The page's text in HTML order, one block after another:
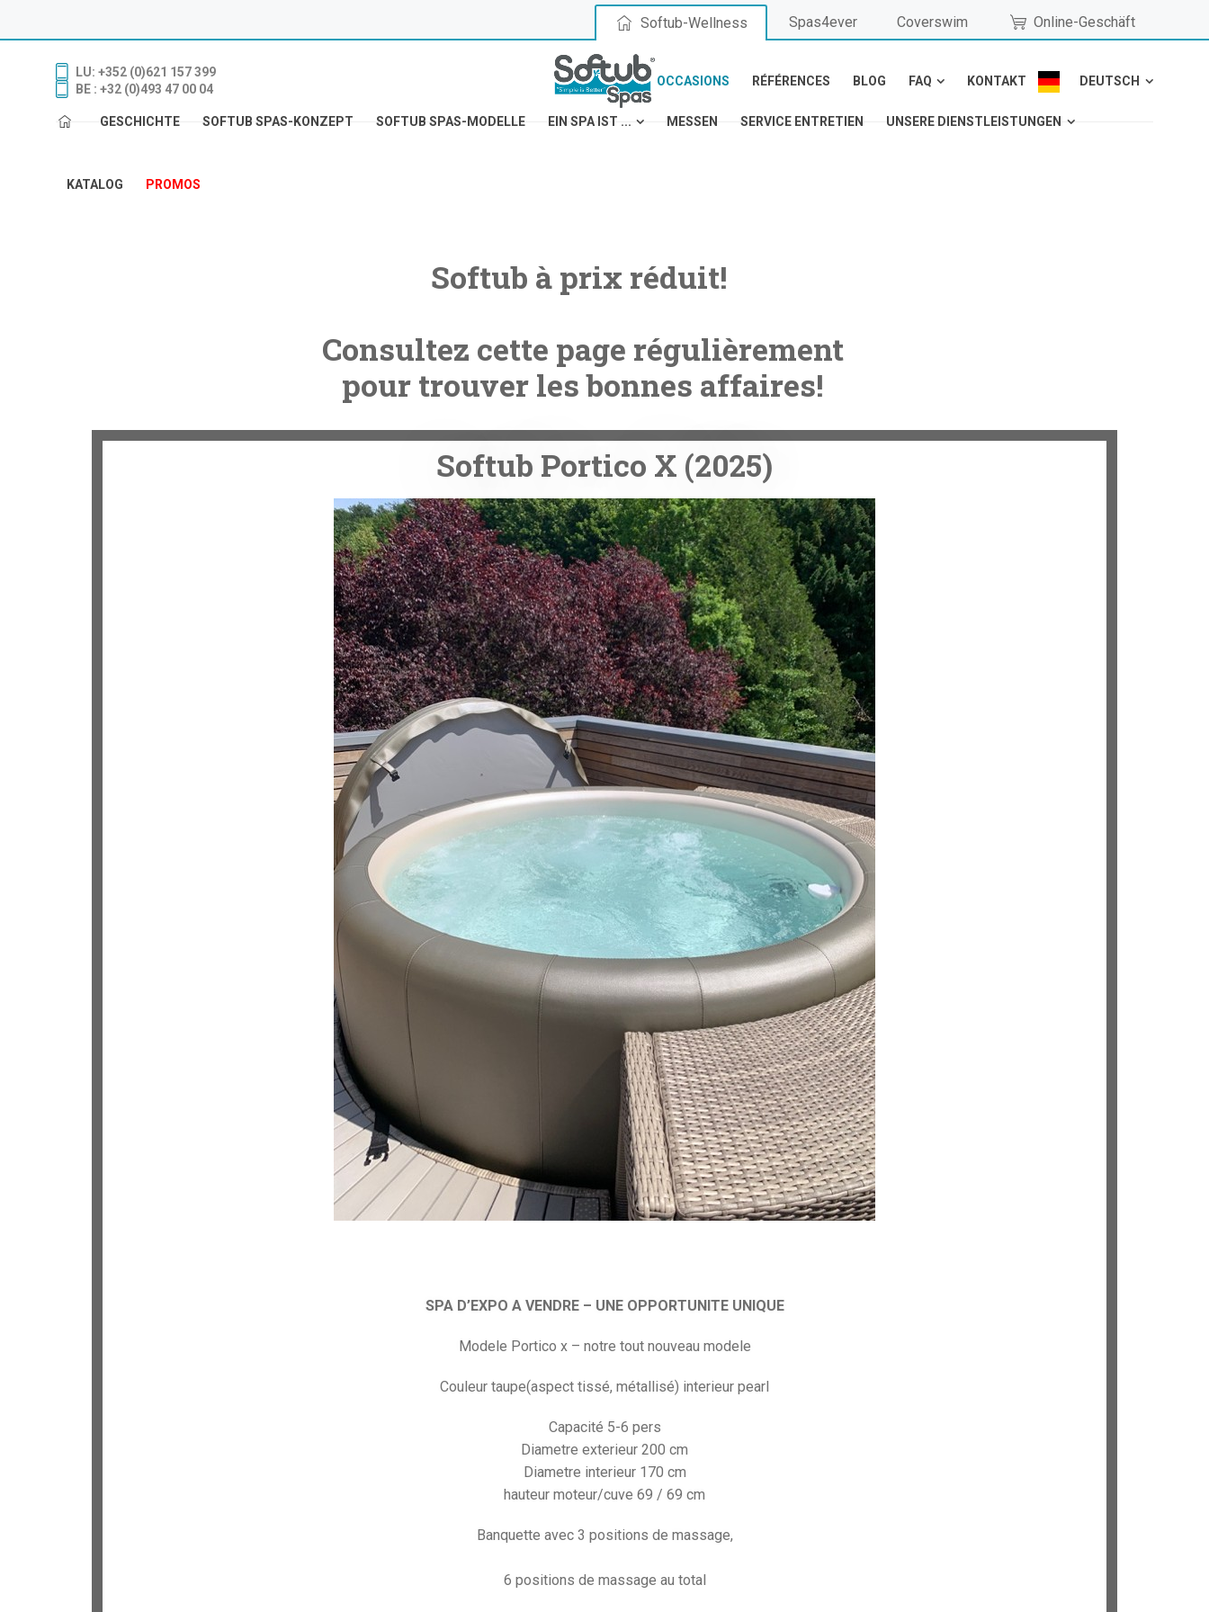
Softub-Wellness Spas4ever Coverswim Online-Geschäft
LU: +352 (0)621 157 399
BE : +32 (0)493 47 00 04
OCCASIONS RÉFÉRENCES BLOG FAQ KONTAKT DEUTSCH
GESCHICHTE SOFTUB SPAS-KONZEPT SOFTUB SPAS-MODELLE EIN SPA IST ... MESSEN SERVICE ENTRETIEN UNSERE DIENSTLEISTUNGEN
KATALOG PROMOS
Softub à prix réduit!
Consultez cette page régulièrement
pour trouver les bonnes affaires!
Softub Portico X (2025)
SPA D’EXPO A VENDRE – UNE OPPORTUNITE UNIQUE
Modele Portico x – notre tout nouveau modele
Couleur taupe(aspect tissé, métallisé) interieur pearl
Capacité 5-6 pers
Diametre exterieur 200 cm
Diametre interieur 170 cm
hauteur moteur/cuve 69 / 69 cm
Banquette avec 3 positions de massage,
6 positions de massage au total